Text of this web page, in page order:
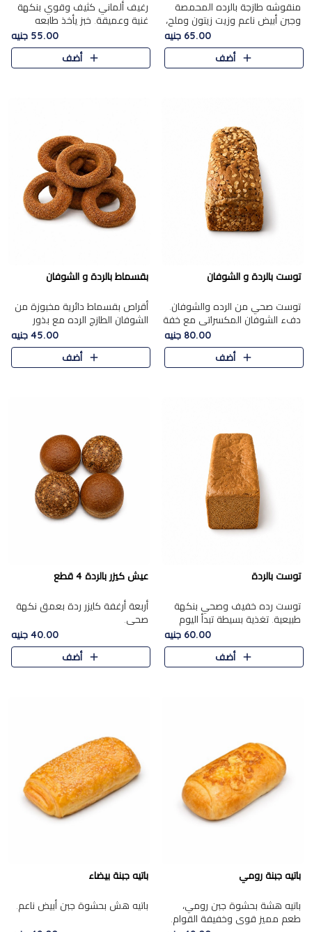
منقوشه طازجة بالرده المحمصة
وجبن أبيض ناعم وزيت زيتون وملح،
مباشرة من الفرن.الرده مع نعومة
الجبن فوق عجينة طازجة.
65.00 جنيه
أضف
رغيف ألماني كثيف وقوي بنكهة
غنية وعميقة. خبز يأخذ طابعه
55.00 جنيه
أضف
توست بالردة و الشوفان
توست صحي من الرده والشوفان.
دفء الشوفان المكسراتي مع خفة
80.00 جنيه
أضف
بقسماط بالردة و الشوفان
أقراص بقسماط دائرية مخبوزة من
الشوفان الطازج الرده مع بذور
مختارة. قرمشة الحبوب والبذور،
بداية صحية لكل صباح.
45.00 جنيه
أضف
توست بالردة
توست رده خفيف وصحي بنكهة
طبيعية. تغذية بسيطة تبدأ اليوم
60.00 جنيه
أضف
عيش كيزر بالردة 4 قطع
أربعة أرغفة كايزر ردة بعمق نكهة
صحي.
40.00 جنيه
أضف
باتيه جبنة رومي
باتيه هشة بحشوة جبن رومي،
طعم مميز قوي وخفيفة القوام.
باتيه جبنة بيضاء
باتيه هش بحشوة جبن أبيض ناعم.